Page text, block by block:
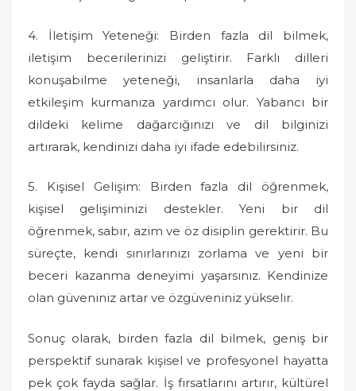
4. İletişim Yeteneği: Birden fazla dil bilmek,
iletişim becerilerinizi geliştirir. Farklı dilleri
konuşabilme yeteneği, insanlarla daha iyi
etkileşim kurmanıza yardımcı olur. Yabancı bir
dildeki kelime dağarcığınızı ve dil bilginizi
artırarak, kendinizi daha iyi ifade edebilirsiniz.
5. Kişisel Gelişim: Birden fazla dil öğrenmek,
kişisel gelişiminizi destekler. Yeni bir dil
öğrenmek, sabır, azim ve öz disiplin gerektirir. Bu
süreçte, kendi sınırlarınızı zorlama ve yeni bir
beceri kazanma deneyimi yaşarsınız. Kendinize
olan güveniniz artar ve özgüveniniz yükselir.
Sonuç olarak, birden fazla dil bilmek, geniş bir
perspektif sunarak kişisel ve profesyonel hayatta
pek çok fayda sağlar. İş fırsatlarını artırır, kültürel